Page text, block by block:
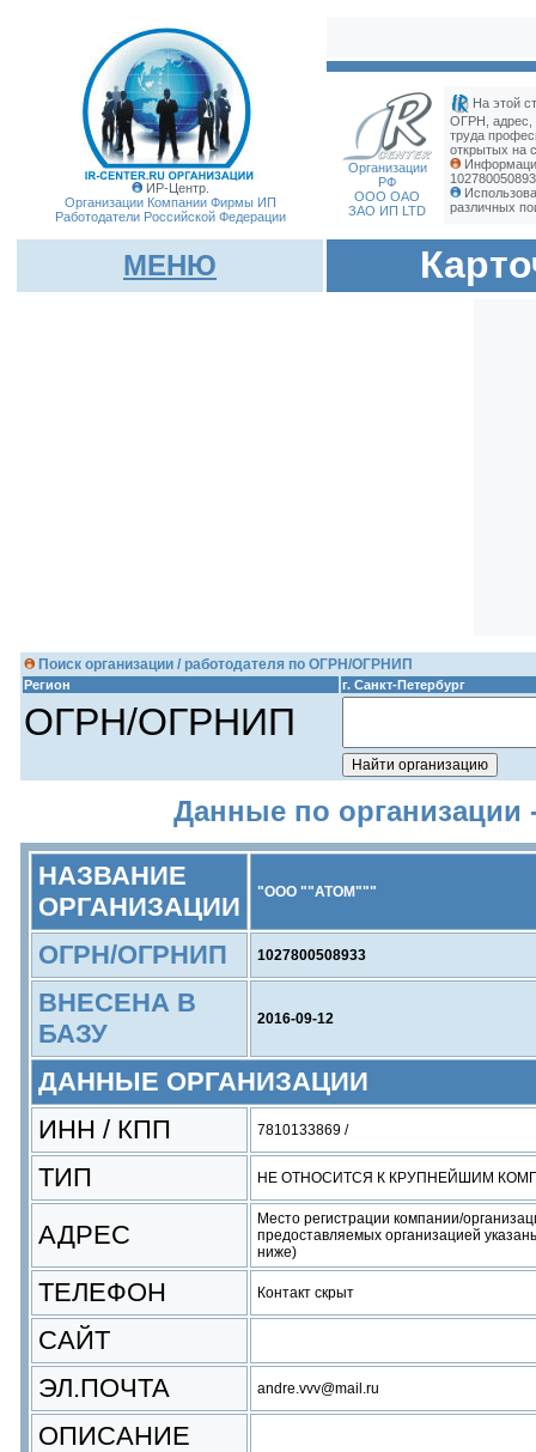
ИР-Центр.
Организации Компании Фирмы ИП
Работодатели Российской Федерации
Организации
РФ
ООО ОАО
ЗАО ИП LTD
На этой
ОГРН, адрес,
труда
открытых на
различных
МЕНЮ
Поиск организации / работодателя по ОГРН/ОГРНИП
Регион г. Санкт-Петербург
ОГРН/ОГРНИП
Данные по
НАЗВАНИЕ
ОРГАНИЗАЦИИ
"ООО ""АТОМ"""
ОГРН/ОГРНИП 1027800508933
ВНЕСЕНА В
БАЗУ
2016-09-12
ДАННЫЕ ОРГАНИЗАЦИИ
ИНН / КПП
7810133869 /
ТИП НЕ ОТНОСИТСЯ К КРУПНЕЙШИМ
АДРЕС
Место регистрации компании/
предоставляемых организацией
ниже)
ТЕЛЕФОН Контакт скрыт
САЙТ
ЭЛ.ПОЧТА
andre.vvv@mail.ru
ОПИСАНИЕ